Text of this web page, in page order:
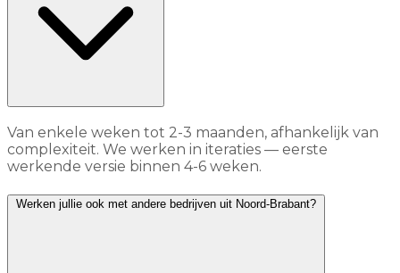
Van enkele weken tot 2-3 maanden, afhankelijk van
complexiteit. We werken in iteraties — eerste
werkende versie binnen 4-6 weken.
Werken jullie ook met andere bedrijven uit Noord-Brabant?